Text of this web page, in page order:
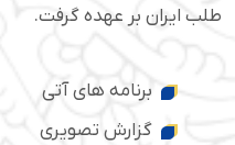
طلب ایران بر عهده گرفت.
برنامه های آتی
گزارش تصویری